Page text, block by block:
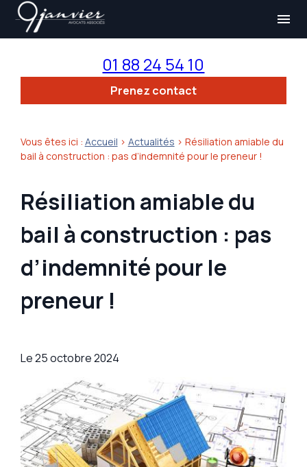
menu
01 88 24 54 10
Prenez contact
Vous êtes ici : Accueil > Actualités > Résiliation amiable du
bail à construction : pas d’indemnité pour le preneur !
Résiliation amiable du
bail à construction : pas
d’indemnité pour le
preneur !
Le25 octobre 2024
Panneau de gestion des cookies